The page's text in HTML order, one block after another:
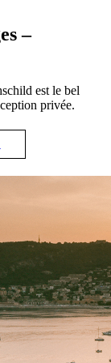
–
est le bel
privée.